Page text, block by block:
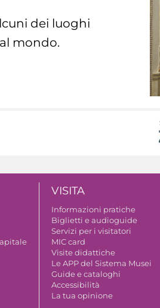
dei luoghi
mondo.
VISITA
Informazioni pratiche
Biglietti e audioguide
Servizi per i visitatori
MIC card
Visite didattiche
Le APP del Sistema Musei
Guide e cataloghi
Accessibilità
La tua opinione